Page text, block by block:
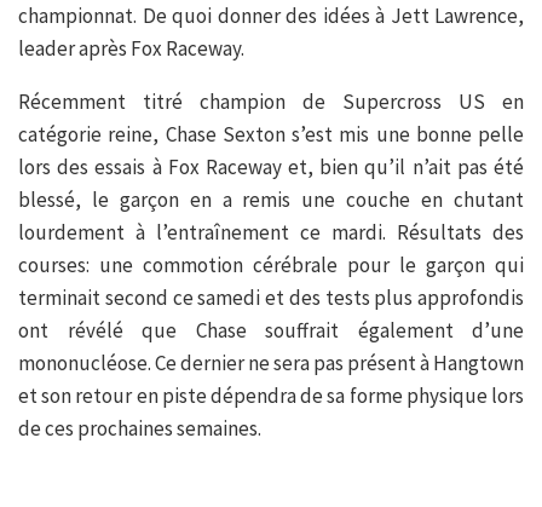
championnat. De quoi donner des idées à Jett Lawrence,
leader après Fox Raceway.
Récemment titré champion de Supercross US en
catégorie reine, Chase Sexton s’est mis une bonne pelle
lors des essais à Fox Raceway et, bien qu’il n’ait pas été
blessé, le garçon en a remis une couche en chutant
lourdement à l’entraînement ce mardi. Résultats des
courses: une commotion cérébrale pour le garçon qui
terminait second ce samedi et des tests plus approfondis
ont révélé que Chase souffrait également d’une
mononucléose. Ce dernier ne sera pas présent à Hangtown
et son retour en piste dépendra de sa forme physique lors
de ces prochaines semaines.